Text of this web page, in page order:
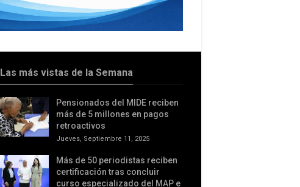
Las más vistas de la Semana
Pensionados del MIDE reciben
más de 5 millones en pagos
retroactivos
Jueves, Septiembre 11, 2025
Más de 50 periodistas reciben
certificación tras concluir
curso especializado del MAP e